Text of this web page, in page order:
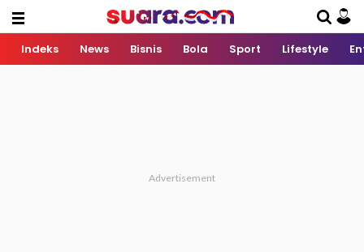
Indeks News Bisnis Bola Sport Lifestyle